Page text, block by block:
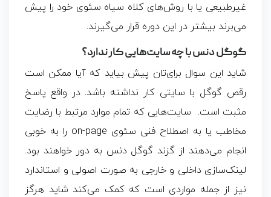
غیرطبیعی یا با روش‌های کلاه سیاه سئوی خود را پیش
می‌برند بیشتر در این دوره قرار می‌گیرند.
گوگل دنس با چه سایت‌هایی کار ندارد؟
شاید این سوال برای‌تان پیش بیاید که آیا ممکن است
رقص گوگل با سایتی کار نداشته باشد. در واقع پاسخ
مثبت است. سایت‌هایی که تمام موارد مرتبط با رضایت
مخاطب یا به اصطلاح فنی سئوی on-page
را به خوبی
انجام می‌دهند از گزند گوگل دنس به دور خواهند بود.
لینک‌سازی داخلی و خارجی به صورت اصولی و استاندارد
نیز از جمله مواردی است که کمک می‌کند شاید هرگز